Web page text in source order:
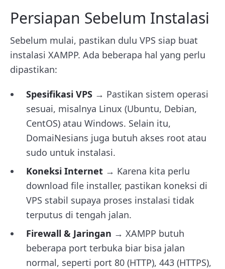
Persiapan Sebelum Instalasi
Sebelum mulai, pastikan dulu VPS siap buat
instalasi XAMPP. Ada beberapa hal yang perlu
dipastikan:
Spesifikasi VPS → Pastikan sistem operasi
sesuai, misalnya Linux (Ubuntu, Debian,
CentOS) atau Windows. Selain itu,
DomaiNesians juga butuh akses root atau
sudo untuk instalasi.
Koneksi Internet → Karena kita perlu
download file installer, pastikan koneksi di
VPS stabil supaya proses instalasi tidak
terputus di tengah jalan.
Firewall & Jaringan → XAMPP butuh
beberapa port terbuka biar bisa jalan
normal, seperti port 80 (HTTP), 443 (HTTPS),